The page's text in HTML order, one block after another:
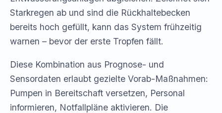
Starkregen ab und sind die Rückhaltebecken
bereits hoch gefüllt, kann das System frühzeitig
warnen – bevor der erste Tropfen fällt.
Diese Kombination aus Prognose- und
Sensordaten erlaubt gezielte Vorab-Maßnahmen:
Pumpen in Bereitschaft versetzen, Personal
informieren, Notfallpläne aktivieren. Die